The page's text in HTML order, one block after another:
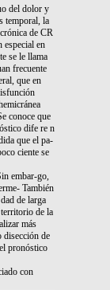
del dolor y
temporal, la
de CR
especial en
se le llama
frecuente
que en
conoce que
dife re n
que el pa-
ciente se
embar-go,
También
de larga
de la
más
disección de
pronóstico
con